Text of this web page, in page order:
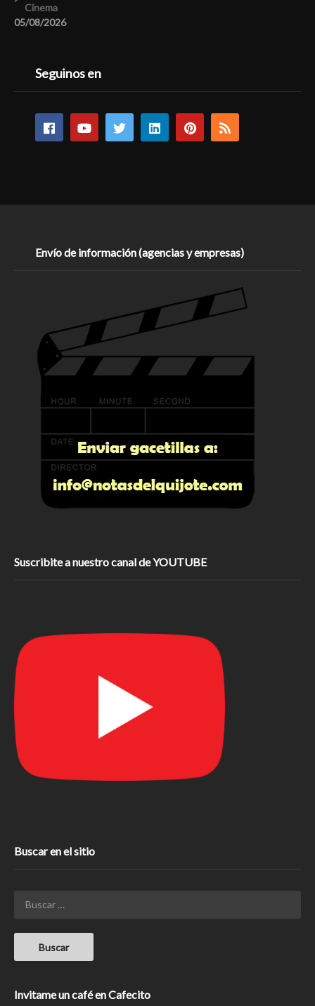
Cinema
05/08/2026
Seguinos en
Envío de información (agencias y empresas)
Suscribite a nuestro canal de YOUTUBE
Buscar en el sitio
Invitame un café en Cafecito